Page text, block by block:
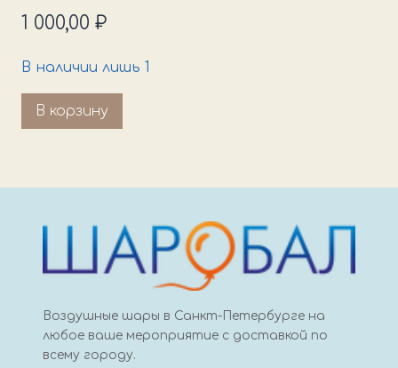
1 000,00 ₽
В наличии лишь 1
Количество
товара
В корзину
Воздушные шары в Санкт-Петербурге на
любое ваше мероприятие с доставкой по
всему городу.